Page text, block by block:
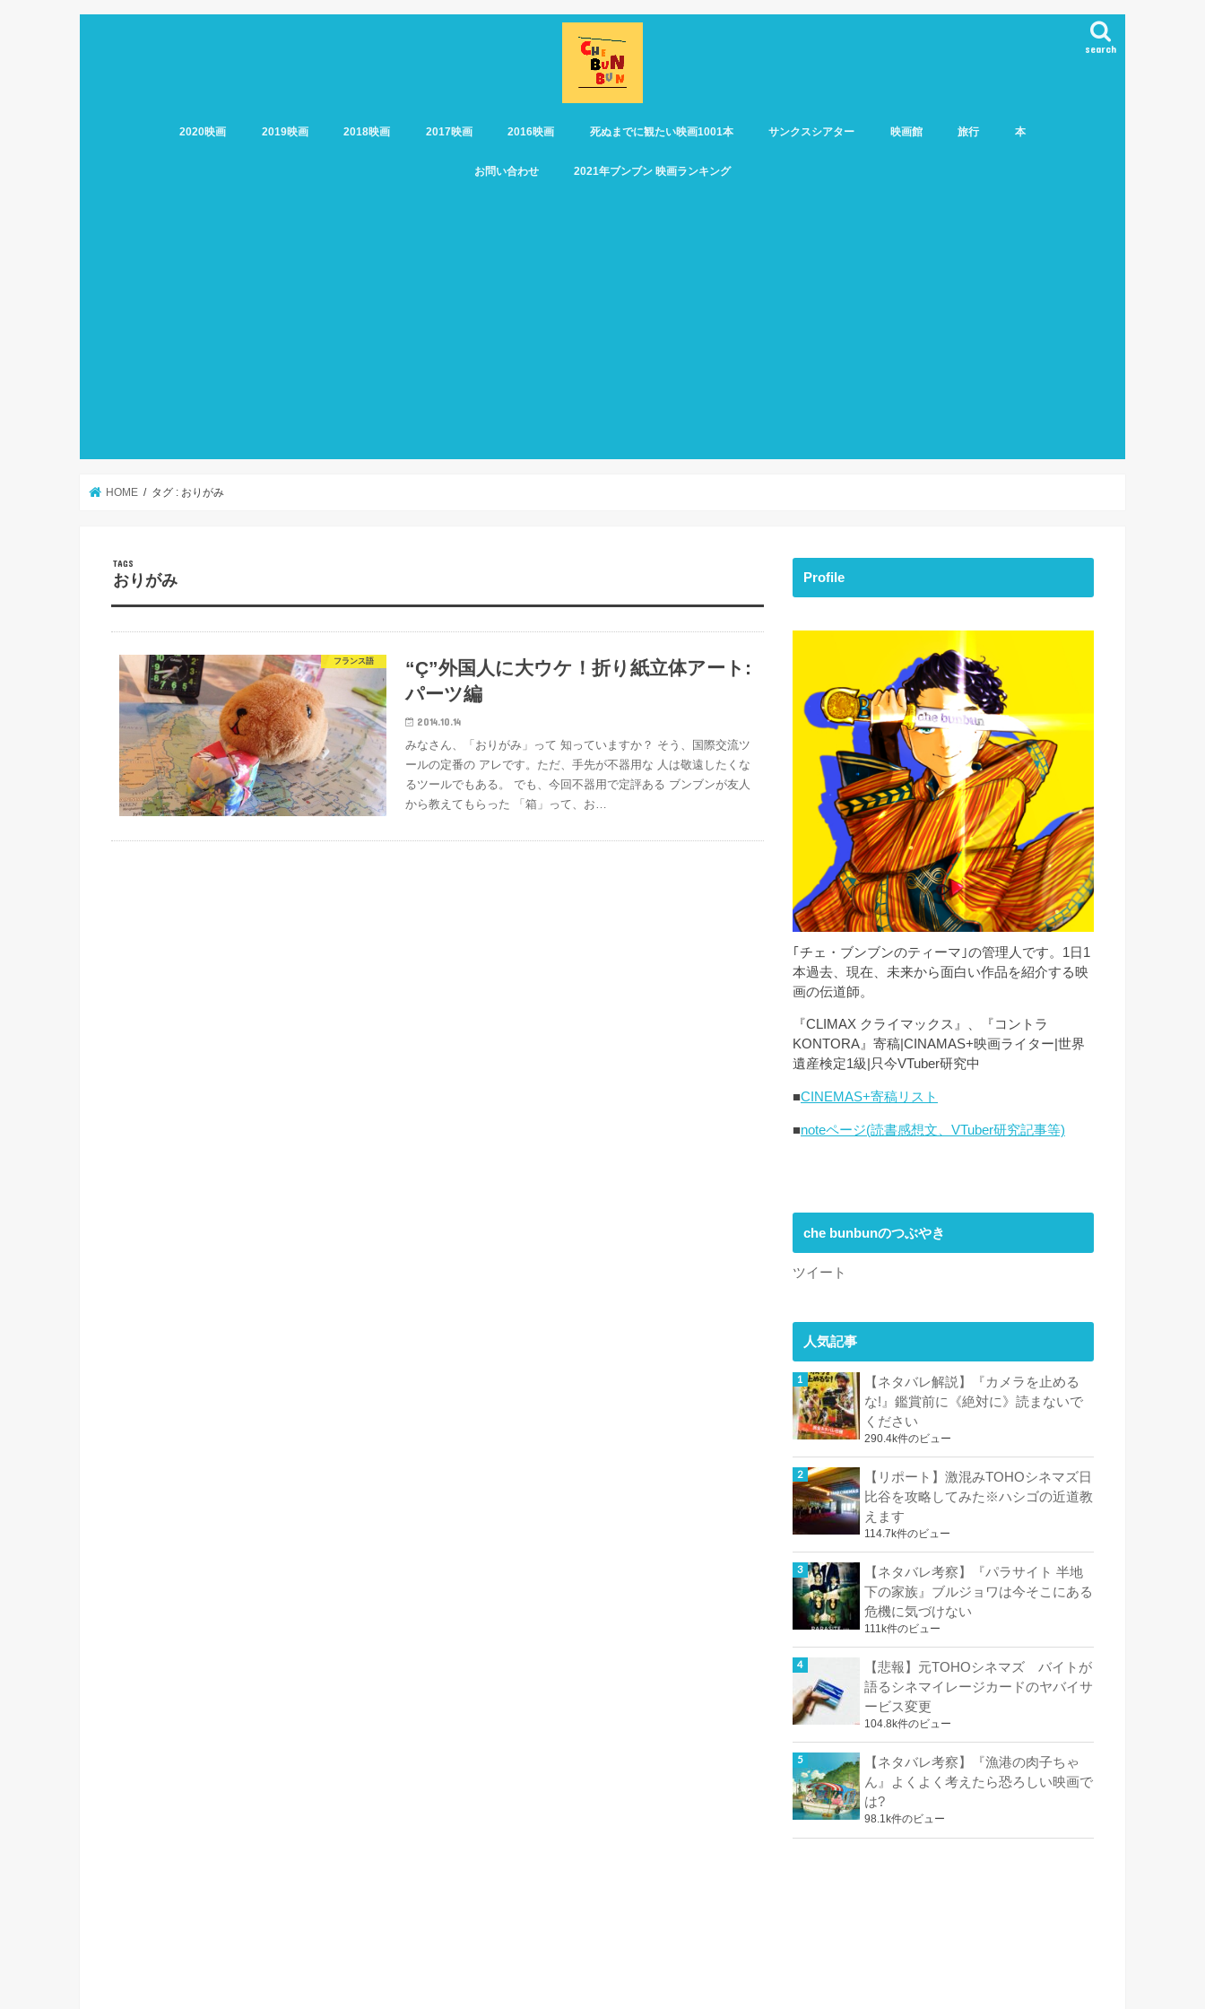
search
2020映画 2019映画 2018映画 2017映画 2016映画 死ぬまでに観たい映画1001本 サンクスシアター 映画館 旅行 本
お問い合わせ 2021年ブンブン 映画ランキング
HOME タグ : おりがみ
おりがみ
フランス語
“Ç”外国人に大ウケ！折り紙立体アート:
パーツ編
2014.10.14
みなさん、「おりがみ」って 知っていますか？ そう、国際交流ツ
ールの定番の アレです。ただ、手先が不器用な 人は敬遠したくな
るツールでもある。 でも、今回不器用で定評ある ブンブンが友人
から教えてもらった 「箱」って、お…
Profile
｢チェ・ブンブンのティーマ｣の管理人です。1日1
本過去、現在、未来から面白い作品を紹介する映
画の伝道師。
『CLIMAX クライマックス』、『コントラ
KONTORA』寄稿|CINAMAS+映画ライター|世界
遺産検定1級|只今VTuber研究中
■CINEMAS+寄稿リスト
■noteページ(読書感想文、VTuber研究記事等)
che bunbunのつぶやき
ツイート
人気記事
【ネタバレ解説】『カメラを止める
な!』鑑賞前に《絶対に》読まないで
ください
290.4k件のビュー
【リポート】激混みTOHOシネマズ日
比谷を攻略してみた※ハシゴの近道教
えます
114.7k件のビュー
【ネタバレ考察】『パラサイト 半地
下の家族』ブルジョワは今そこにある
危機に気づけない
111k件のビュー
【悲報】元TOHOシネマズ バイトが
語るシネマイレージカードのヤバイサ
ービス変更
104.8k件のビュー
【ネタバレ考察】『漁港の肉子ちゃ
ん』よくよく考えたら恐ろしい映画で
は?
98.1k件のビュー